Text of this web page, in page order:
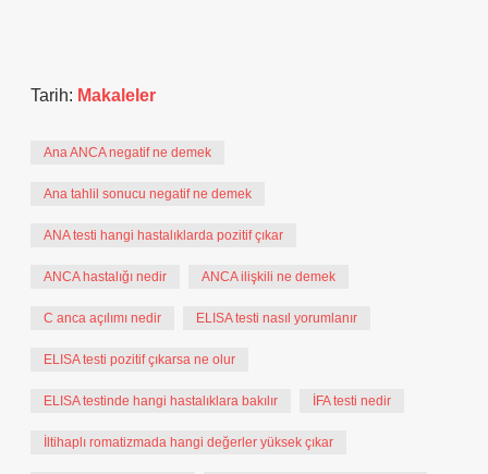
Tarih: Makaleler
Ana ANCA negatif ne demek
Ana tahlil sonucu negatif ne demek
ANA testi hangi hastalıklarda pozitif çıkar
ANCA hastalığı nedir ANCA ilişkili ne demek
C anca açılımı nedir ELISA testi nasıl yorumlanır
ELISA testi pozitif çıkarsa ne olur
ELISA testinde hangi hastalıklara bakılır İFA testi nedir
İltihaplı romatizmada hangi değerler yüksek çıkar